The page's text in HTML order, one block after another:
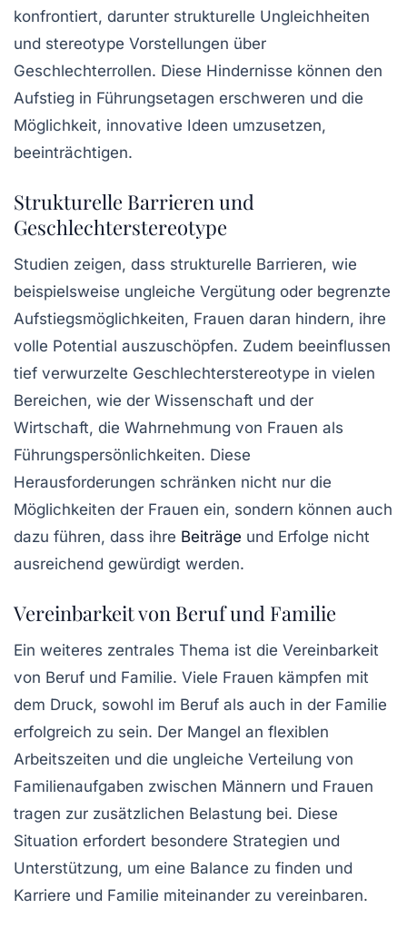
konfrontiert, darunter strukturelle Ungleichheiten
und stereotype Vorstellungen über
Geschlechterrollen. Diese Hindernisse können den
Aufstieg in Führungsetagen erschweren und die
Möglichkeit, innovative Ideen umzusetzen,
beeinträchtigen.
Strukturelle Barrieren und
Geschlechterstereotype
Studien zeigen, dass strukturelle Barrieren, wie
beispielsweise ungleiche Vergütung oder begrenzte
Aufstiegsmöglichkeiten, Frauen daran hindern, ihre
volle Potential auszuschöpfen. Zudem beeinflussen
tief verwurzelte Geschlechterstereotype in vielen
Bereichen, wie der Wissenschaft und der
Wirtschaft, die Wahrnehmung von Frauen als
Führungspersönlichkeiten. Diese
Herausforderungen schränken nicht nur die
Möglichkeiten der Frauen ein, sondern können auch
dazu führen, dass ihre Beiträge und Erfolge nicht
ausreichend gewürdigt werden.
Vereinbarkeit von Beruf und Familie
Ein weiteres zentrales Thema ist die Vereinbarkeit
von Beruf und Familie. Viele Frauen kämpfen mit
dem Druck, sowohl im Beruf als auch in der Familie
erfolgreich zu sein. Der Mangel an flexiblen
Arbeitszeiten und die ungleiche Verteilung von
Familienaufgaben zwischen Männern und Frauen
tragen zur zusätzlichen Belastung bei. Diese
Situation erfordert besondere Strategien und
Unterstützung, um eine Balance zu finden und
Karriere und Familie miteinander zu vereinbaren.